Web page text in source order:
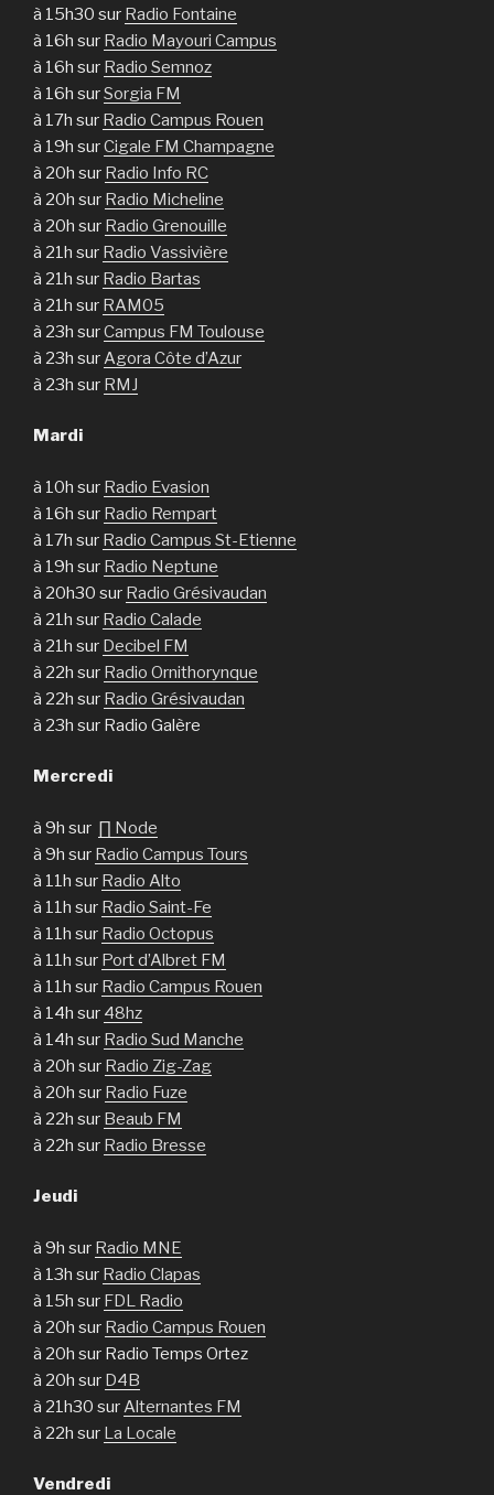
à 15h30 sur Radio Fontaine
à 16h sur Radio Mayouri Campus
à 16h sur Radio Semnoz
à 16h surSorgia FM
à 17h sur Radio Campus Rouen
à 19h surCigale FM Champagne
à 20h sur Radio Info RC
à 20h sur Radio Micheline
à 20h sur Radio Grenouille
à 21h sur Radio Vassivière
à 21h sur Radio Bartas
à 21h sur RAM05
à 23h surCampus FM Toulouse
à 23h surAgora Côte d’Azur
à 23h sur RMJ
Mardi
à 10h sur Radio Evasion
à 16h sur Radio Rempart
à 17h sur Radio Campus St-Etienne
à 19h sur Radio Neptune
à 20h30 sur Radio Grésivaudan
à 21h sur Radio Calade
à 21h sur Decibel FM
à 22h sur Radio Ornithorynque
à 22h sur Radio Grésivaudan
à 23h sur Radio Galère
Mercredi
à 9h sur ∏ Node
à 9h sur Radio Campus Tours
à 11h sur Radio Alto
à 11h sur Radio Saint-Fe
à 11h sur Radio Octopus
à 11h sur Port d’Albret FM
à 11h sur Radio Campus Rouen
à 14h sur 48hz
à 14h sur Radio Sud Manche
à 20h sur Radio Zig-Zag
à 20h sur Radio Fuze
à 22h sur Beaub FM
à 22h sur Radio Bresse
Jeudi
à 9h sur Radio MNE
à 13h sur Radio Clapas
à 15h sur FDL Radio
à 20h sur Radio Campus Rouen
à 20h sur Radio Temps Ortez
à 20h sur D4B
à 21h30 surAlternantes FM
à 22h sur La Locale
Vendredi